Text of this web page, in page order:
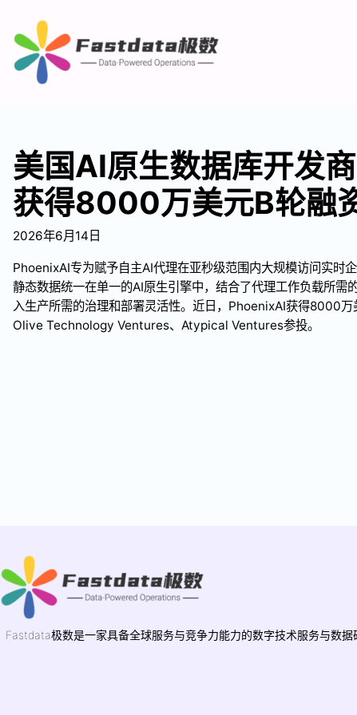
美国AI原生数据库开发
获得8000万美元B轮融
2026年6月14日
PhoenixAI专为赋予自主AI代理在亚秒级范围内大规模访问实时
静态数据统一在单一的AI原生引擎中，结合了代理工作负载所需
入生产所需的治理和部署灵活性。近日，PhoenixAI获得8000万
Olive Technology Ventures、Atypical Ventures参投。
Fastdata极数是一家具备全球服务与竞争力能力的数字技术服务与数据